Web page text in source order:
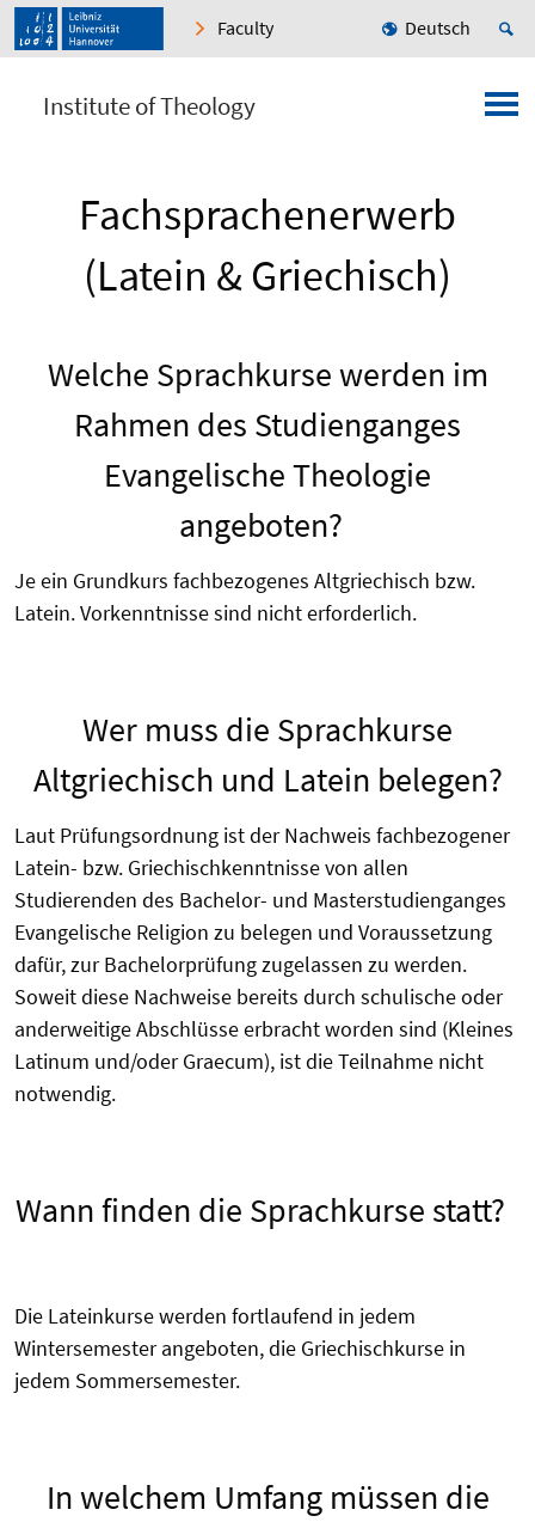
Faculty Deutsch
Institute of Theology
Fachsprachenerwerb
(Latein & Griechisch)
Welche Sprachkurse werden im
Rahmen des Studienganges
Evangelische Theologie
angeboten?
Je ein Grundkurs fachbezogenes Altgriechisch bzw.
Latein. Vorkenntnisse sind nicht erforderlich.
Wer muss die Sprachkurse
Altgriechisch und Latein belegen?
Laut Prüfungsordnung ist der Nachweis fachbezogener
Latein- bzw. Griechischkenntnisse von allen
Studierenden des Bachelor- und Masterstudienganges
Evangelische Religion zu belegen und Voraussetzung
dafür, zur Bachelorprüfung zugelassen zu werden.
Soweit diese Nachweise bereits durch schulische oder
anderweitige Abschlüsse erbracht worden sind (Kleines
Latinum und/oder Graecum), ist die Teilnahme nicht
notwendig.
Wann finden die Sprachkurse statt?
Die Lateinkurse werden fortlaufend in jedem
Wintersemester angeboten, die Griechischkurse in
jedem Sommersemester.
In welchem Umfang müssen die